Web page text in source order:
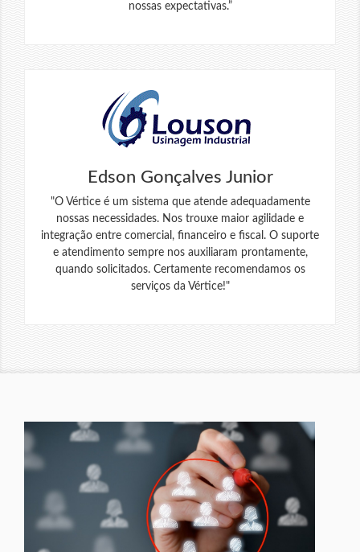
nossas expectativas.”
Edson Gonçalves Junior
"O Vértice é um sistema que atende adequadamente
nossas necessidades. Nos trouxe maior agilidade e
integração entre comercial, financeiro e fiscal. O suporte
e atendimento sempre nos auxiliaram prontamente,
quando solicitados. Certamente recomendamos os
serviços da Vértice!"